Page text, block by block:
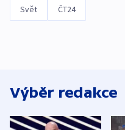
Svět ČT24
Výběr redakce